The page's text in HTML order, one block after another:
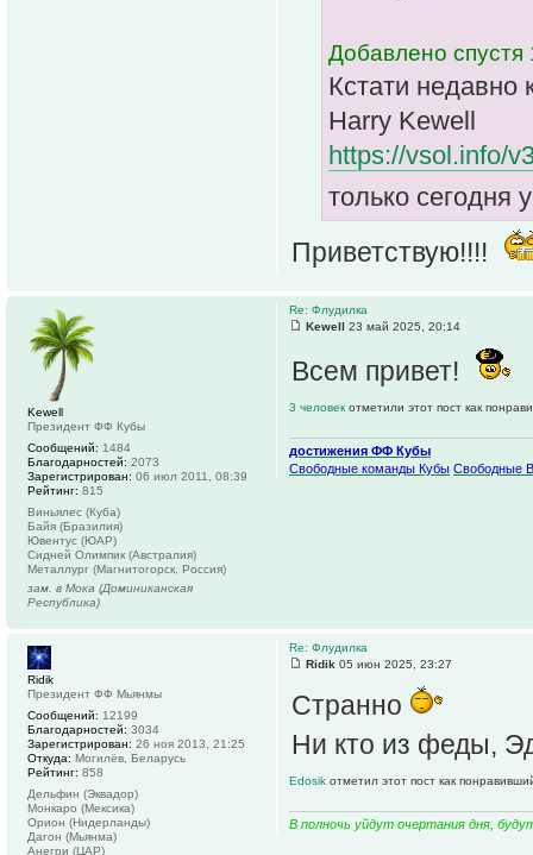
Добавлено спустя
Кстати
Harry Kewell
https://vsol.info/
только сегодня
Приветствую!!!!
Re: Флудилка
Kewell 23 май 2025, 20:14
Всем привет!
3 человек отметили этот пост как
достижения ФФ Кубы
Свободные команды Кубы Свободные
Kewell
Президент ФФ Кубы
Сообщений: 1484
Благодарностей: 2073
Зарегистрирован: 06 июл 2011, 08:39
Рейтинг: 815
Виньялес (Куба)
Байя (Бразилия)
Ювентус (ЮАР)
Сидней Олимпик (Австралия)
Металлург (Магнитогорск, Россия)
зам. в Мока (Доминиканская
Республика)
Re: Флудилка
Ridik 05 июн 2025, 23:27
Странно
Ни кто из феды,
Edosik отметил этот пост как
В полночь уйдут очертания дня,
Ridik
Президент ФФ Мьянмы
Сообщений: 12199
Благодарностей: 3034
Зарегистрирован: 26 ноя 2013, 21:25
Откуда: Могилёв, Беларусь
Рейтинг: 858
Дельфин (Эквадор)
Монкаро (Мексика)
Орион (Нидерланды)
Дагон (Мьянма)
Анегри (ЦАР)